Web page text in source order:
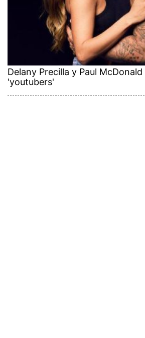
Delany Precilla y Paul
'youtubers'